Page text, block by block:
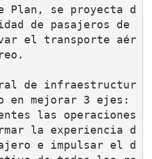
Plan, se proyecta d
de pasajeros de
el transporte aér
de infraestructur
en mejorar 3 ejes:
las operaciones
la experiencia d
e impulsar el d